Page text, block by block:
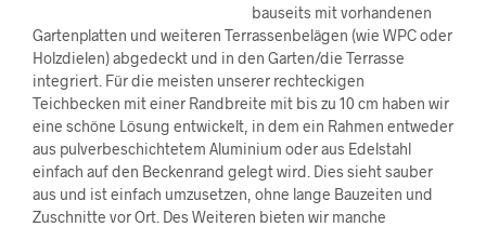
bauseits mit vorhandenen
Gartenplatten und weiteren Terrassenbelägen (wie WPC oder
Holzdielen) abgedeckt und in den Garten/die Terrasse
integriert. Für die meisten unserer rechteckigen
Teichbecken mit einer Randbreite mit bis zu 10 cm haben wir
eine schöne Lösung entwickelt, in dem ein Rahmen entweder
aus pulverbeschichtetem Aluminium oder aus Edelstahl
einfach auf den Beckenrand gelegt wird. Dies sieht sauber
aus und ist einfach umzusetzen, ohne lange Bauzeiten und
Zuschnitte vor Ort. Des Weiteren bieten wir manche